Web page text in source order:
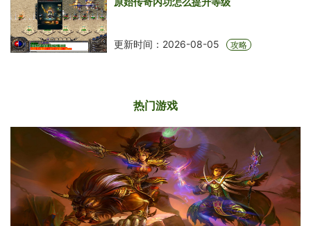
更新时间：2026-08-05 攻略
热门游戏